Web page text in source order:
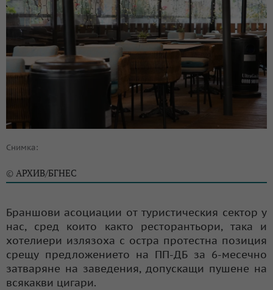
Снимка:
© АРХИВ/БГНЕС
Браншови асоциации от туристическия сектор у
нас, сред които както ресторантьори, така и
хотелиери излязоха с остра протестна позиция
срещу предложението на ПП-ДБ за 6-месечно
затваряне на заведения, допускащи пушене на
всякакви цигари.